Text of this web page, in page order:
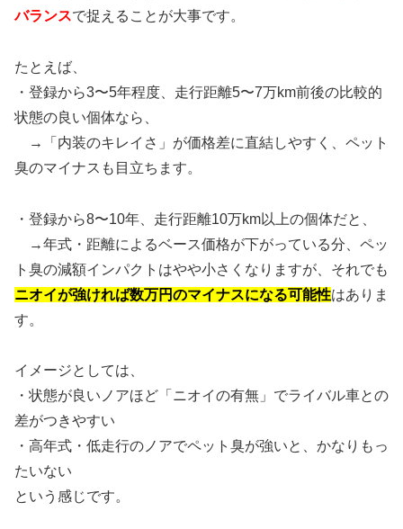
バランスで捉えることが大事です。
たとえば、
・登録から3〜5年程度、走行距離5〜7万km前後の比較的
状態の良い個体なら、
→「内装のキレイさ」が価格差に直結しやすく、ペット
臭のマイナスも目立ちます。
・登録から8〜10年、走行距離10万km以上の個体だと、
→年式・距離によるベース価格が下がっている分、ペッ
ト臭の減額インパクトはやや小さくなりますが、それでも
ニオイが強ければ数万円のマイナスになる可能性はありま
す。
イメージとしては、
・状態が良いノアほど「ニオイの有無」でライバル車との
差がつきやすい
・高年式・低走行のノアでペット臭が強いと、かなりもっ
たいない
という感じです。